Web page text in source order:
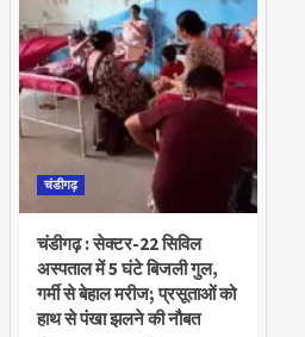
चंडीगढ़
चंडीगढ़ : सेक्टर-22 सिविल
अस्पताल में 5 घंटे बिजली गुल,
गर्मी से बेहाल मरीज; प्रसूताओं को
हाथ से पंखा झलने की नौबत